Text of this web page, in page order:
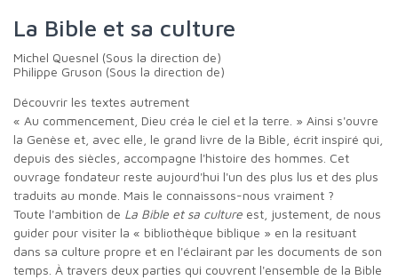
La Bible et sa culture
Michel Quesnel (Sous la direction de)
Philippe Gruson (Sous la direction de)
Découvrir les textes autrement
« Au commencement, Dieu créa le ciel et la terre. » Ainsi s'ouvre
la Genèse et, avec elle, le grand livre de la Bible, écrit inspiré qui,
depuis des siècles, accompagne l'histoire des hommes. Cet
ouvrage fondateur reste aujourd'hui l'un des plus lus et des plus
traduits au monde. Mais le connaissons-nous vraiment ?
Toute l'ambition de La Bible et sa culture est, justement, de nous
guider pour visiter la « bibliothèque biblique » en la resituant
dans sa culture propre et en l'éclairant par les documents de son
temps. À travers deux parties qui couvrent l'ensemble de la Bible